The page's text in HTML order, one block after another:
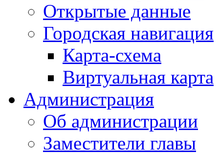
Открытые данные
Городская навигация
Карта-схема
Виртуальная карта
Администрация
Об администрации
Заместители главы